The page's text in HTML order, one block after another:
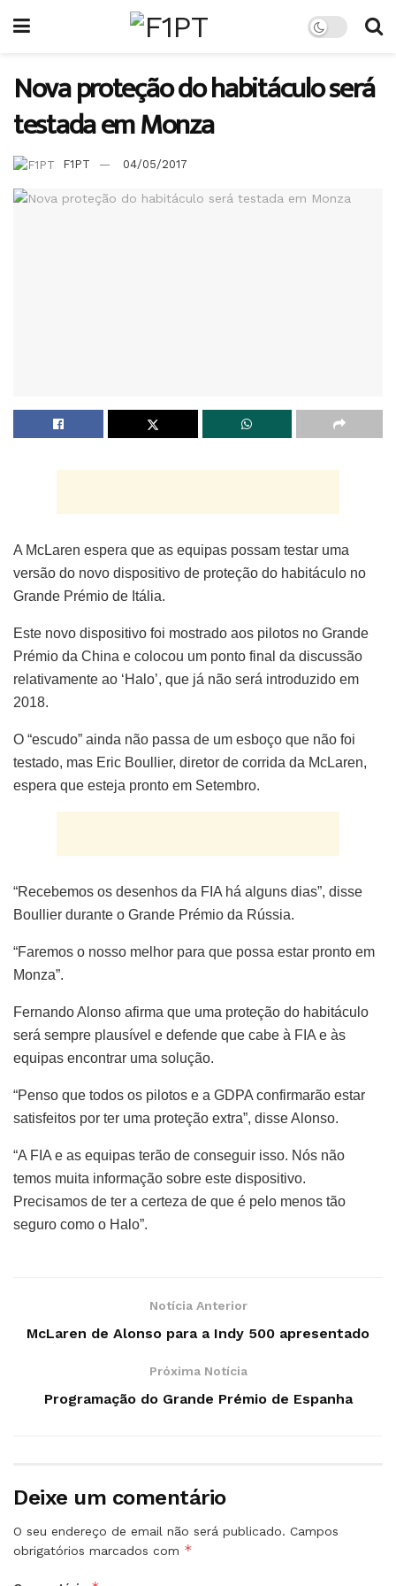
Nova proteção do habitáculo será
testada em Monza
F1PT 04/05/2017
A McLaren espera que as equipas possam testar uma
versão do novo dispositivo de proteção do habitáculo no
Grande Prémio de Itália.
Este novo dispositivo foi mostrado aos pilotos no Grande
Prémio da China e colocou um ponto final da discussão
relativamente ao ‘Halo’, que já não será introduzido em
2018.
O “escudo” ainda não passa de um esboço que não foi
testado, mas Eric Boullier, diretor de corrida da McLaren,
espera que esteja pronto em Setembro.
“Recebemos os desenhos da FIA há alguns dias”, disse
Boullier durante o Grande Prémio da Rússia.
“Faremos o nosso melhor para que possa estar pronto em
Monza”.
Fernando Alonso afirma que uma proteção do habitáculo
será sempre plausível e defende que cabe à FIA e às
equipas encontrar uma solução.
“Penso que todos os pilotos e a GDPA confirmarão estar
satisfeitos por ter uma proteção extra”, disse Alonso.
“A FIA e as equipas terão de conseguir isso. Nós não
temos muita informação sobre este dispositivo.
Precisamos de ter a certeza de que é pelo menos tão
seguro como o Halo”.
Notícia Anterior
McLaren de Alonso para a Indy 500 apresentado
Próxima Notícia
Programação do Grande Prémio de Espanha
Deixe um comentário
O seu endereço de email não será publicado. Campos
obrigatórios marcados com *